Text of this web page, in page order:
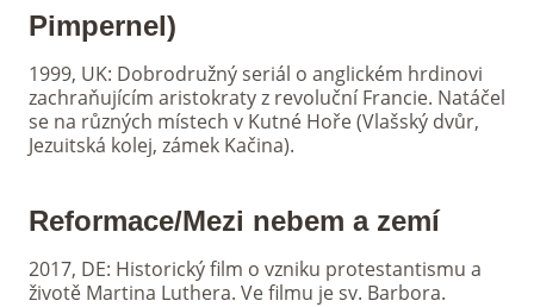
Pimpernel)
1999, UK: Dobrodružný seriál o anglickém hrdinovi
zachraňujícím aristokraty z revoluční Francie. Natáčel
se na různých místech v Kutné Hoře (Vlašský dvůr,
Jezuitská kolej, zámek Kačina).
Reformace/Mezi nebem a zemí
2017, DE: Historický film o vzniku protestantismu a
životě Martina Luthera. Ve filmu je sv. Barbora.